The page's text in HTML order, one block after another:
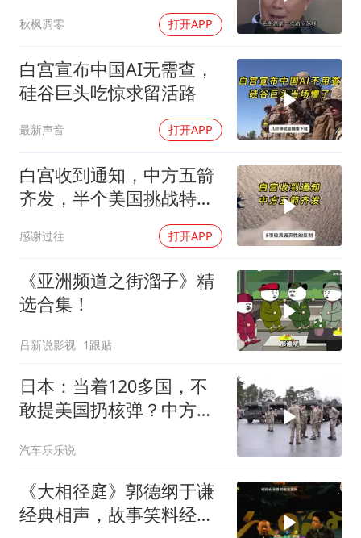
秋枫凋零 打开APP
白宫宣布中国AI无需查，
硅谷巨头吃惊求留活路
最新声音 打开APP
白宫收到通知，中方五箭
齐发，半个美国挑战特朗
感谢过往 打开APP
《亚洲频道之街溜子》精
选合集！
吕新说影视 1跟贴
日本：当着120多国，不
敢提美国扔核弹？中方：
汽车乐乐说
《大相径庭》郭德纲于谦
经典相声，故事笑料经典